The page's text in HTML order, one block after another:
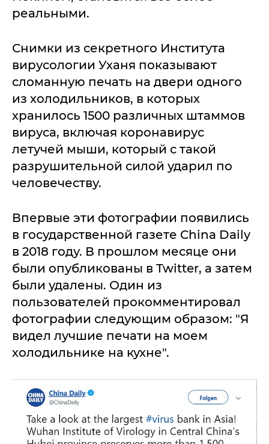
реальными.
Снимки из секретного Института
вирусологии Уханя показывают
сломанную печать на двери одного
из холодильников, в которых
хранилось 1500 различных штаммов
вируса, включая коронавирус
летучей мыши, который с такой
разрушительной силой ударил по
человечеству.
Впервые эти фотографии появились
в государственной газете China Daily
в 2018 году. В прошлом месяце они
были опубликованы в Twitter, а затем
были удалены. Один из
пользователей прокомментировал
фотографии следующим образом: "Я
видел лучшие печати на моем
холодильнике на кухне".